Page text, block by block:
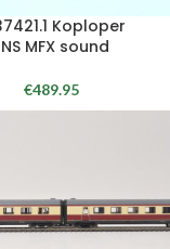
Koploper
MFX sound
€489.95